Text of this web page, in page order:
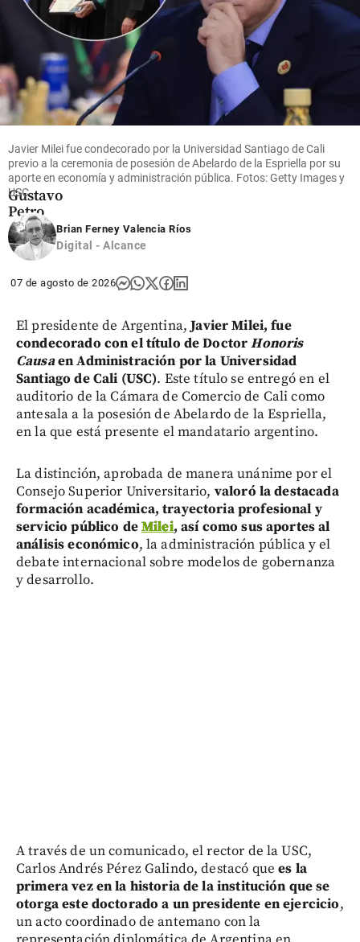
Columnistas
El
gobierno
más
corrupto:
el legado
de
Gustavo
Petro
share
Javier Milei fue condecorado por la Universidad Santiago de Cali
previo a la ceremonia de posesión de Abelardo de la Espriella por su
aporte en economía y administración pública. Fotos: Getty Images y
USC
Brian Ferney Valencia Ríos
Digital - Alcance
07 de agosto de 2026
El presidente de Argentina,Javier Milei, fue
condecorado con el título de DoctorHonoris
Causaen Administración por la Universidad
Santiago de Cali (USC). Este título se entregó en el
auditorio de la Cámara de Comercio de Cali como
antesala a la posesión de Abelardo de la Espriella,
en la que está presente el mandatario argentino.
La distinción, aprobada de manera unánime por el
Consejo Superior Universitario, valoró la destacada
formación académica, trayectoria profesional y
servicio público deMilei, así como sus aportes al
análisis económico, la administración pública y el
debate internacional sobre modelos de gobernanza
y desarrollo.
A través de un comunicado, el rector de la USC,
Carlos Andrés Pérez Galindo, destacó que es la
primera vez en la historia de la institución que se
otorga este doctorado a un presidente en ejercicio,
un acto coordinado de antemano con la